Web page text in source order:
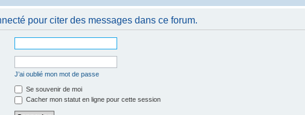
pour citer des messages dans ce forum.
J’ai oublié mon mot de passe
Se souvenir de moi
Cacher mon statut en ligne pour cette session